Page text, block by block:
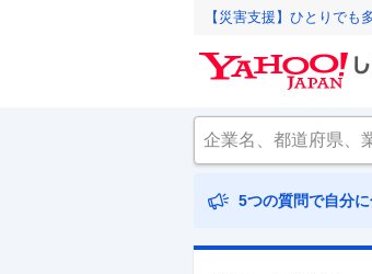
【災害支援】ひとりでも
5つの質問で自分